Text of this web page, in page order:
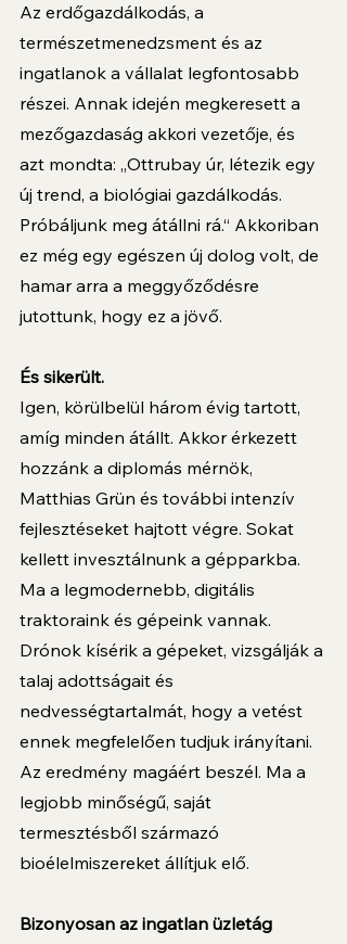
Az erdőgazdálkodás, a
természetmenedzsment és az
ingatlanok a vállalat legfontosabb
részei. Annak idején megkeresett a
mezőgazdaság akkori vezetője, és
azt mondta: „Ottrubay úr, létezik egy
új trend, a biológiai gazdálkodás.
Próbáljunk meg átállni rá.“ Akkoriban
ez még egy egészen új dolog volt, de
hamar arra a meggyőződésre
jutottunk, hogy ez a jövő.
És sikerült.
Igen, körülbelül három évig tartott,
amíg minden átállt. Akkor érkezett
hozzánk a diplomás mérnök,
Matthias Grün és további intenzív
fejlesztéseket hajtott végre. Sokat
kellett invesztálnunk a gépparkba.
Ma a legmodernebb, digitális
traktoraink és gépeink vannak.
Drónok kísérik a gépeket, vizsgálják a
talaj adottságait és
nedvességtartalmát, hogy a vetést
ennek megfelelően tudjuk irányítani.
Az eredmény magáért beszél. Ma a
legjobb minőségű, saját
termesztésből származó
bioélelmiszereket állítjuk elő.
Bizonyosan az ingatlan üzletág